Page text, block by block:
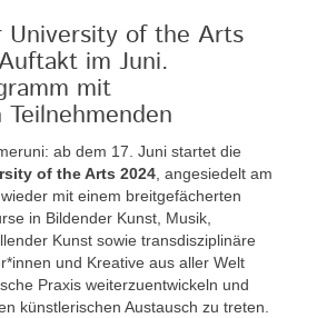
University of the Arts
im Juni.
mit
ab dem 17. Juni startet die
of the Arts 2024 , angesiedelt am
mit einem breitgefächerten
in Bildender Kunst, Musik,
Kunst sowie transdisziplinäre
und Kreative aus aller Welt
Praxis weiterzuentwickeln und
künstlerischen Austausch zu treten.